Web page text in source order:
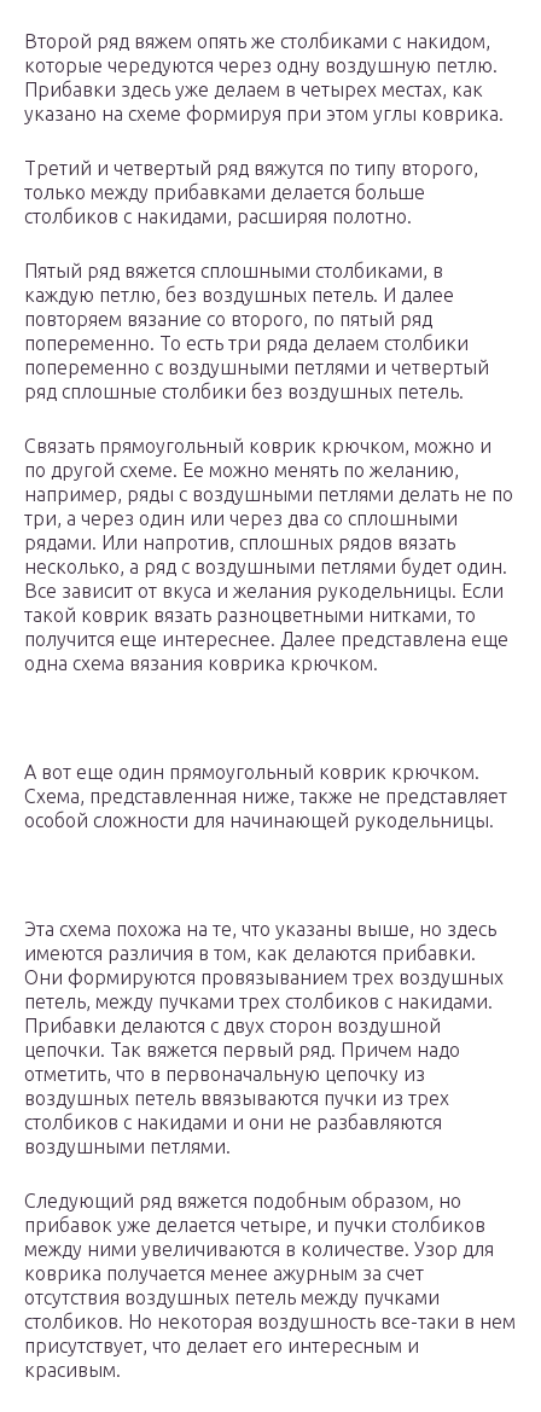
Второй ряд вяжем опять же столбиками с накидом,
которые чередуются через одну воздушную петлю.
Прибавки здесь уже делаем в четырех местах, как
указано на схеме формируя при этом углы коврика.
Третий и четвертый ряд вяжутся по типу второго,
только между прибавками делается больше
столбиков с накидами, расширяя полотно.
Пятый ряд вяжется сплошными столбиками, в
каждую петлю, без воздушных петель. И далее
повторяем вязание со второго, по пятый ряд
попеременно. То есть три ряда делаем столбики
попеременно с воздушными петлями и четвертый
ряд сплошные столбики без воздушных петель.
Связать прямоугольный коврик крючком, можно и
по другой схеме. Ее можно менять по желанию,
например, ряды с воздушными петлями делать не по
три, а через один или через два со сплошными
рядами. Или напротив, сплошных рядов вязать
несколько, а ряд с воздушными петлями будет один.
Все зависит от вкуса и желания рукодельницы. Если
такой коврик вязать разноцветными нитками, то
получится еще интереснее. Далее представлена еще
одна схема вязания коврика крючком.
А вот еще один прямоугольный коврик крючком.
Схема, представленная ниже, также не представляет
особой сложности для начинающей рукодельницы.
Эта схема похожа на те, что указаны выше, но здесь
имеются различия в том, как делаются прибавки.
Они формируются провязыванием трех воздушных
петель, между пучками трех столбиков с накидами.
Прибавки делаются с двух сторон воздушной
цепочки. Так вяжется первый ряд. Причем надо
отметить, что в первоначальную цепочку из
воздушных петель ввязываются пучки из трех
столбиков с накидами и они не разбавляются
воздушными петлями.
Следующий ряд вяжется подобным образом, но
прибавок уже делается четыре, и пучки столбиков
между ними увеличиваются в количестве. Узор для
коврика получается менее ажурным за счет
отсутствия воздушных петель между пучками
столбиков. Но некоторая воздушность все-таки в нем
присутствует, что делает его интересным и
красивым.